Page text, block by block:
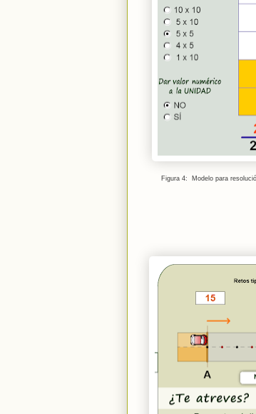
Figura 4: Modelo para